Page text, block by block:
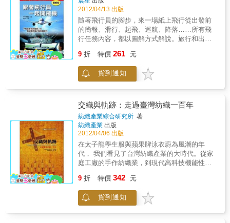
能忽視文化的影響。編者希望本書的集結出
版，能夠為航太留下歷史紀錄，貢獻一己的微
薄心力。本書特色將過去四十年中《科學月
刊》所刊載的各學科文章按編成專書。
2012/04/13 出版
隨著飛行員的腳步，來一場紙上飛行從出發前
的簡報、滑行、起飛、巡航、降落……所有飛
行任務內容，都以圖解方式解說。旅行和出差
做什麼」產生莫大的好奇心？正是因為連飛行
員踏入駕駛艙這些過程都看不到，反而更加加
深了我們的疑惑。透過這本書，從出發前的準
內容，都將以彩色圖解方式實況報導。◎駕駛
艙和儀表板長什麼樣子？◎要飛多快、飛多
高，飛多遠？◎如何克服緊急情況與搖晃，怎
樣安全降落？◎駕駛艙裡的各種聲音所代表的
意義？◎開飛機和開車的大不同◎詳細解說波
音B777與空中巴士A330駕駛上的不同本書特色
1、用彩色插圖說明飛機如何駕駛，淺顯易懂。
2、飛行員的任務完全解說3、本書帶讀者進入
乘客止步的駕駛艙，看飛行員如何駕駛飛機，
足「開飛機」的乾癮。
9 折 特價 261 元
貨到通知
交織與軌跡：走過臺灣紡織一百年
紡織產業綜合研究所 著
紡織產業 出版
2012/04/06 出版
在太子龍學生服與蘋果牌泳衣蔚為風潮的年
代， 我們看見了台灣紡織產業的大時代。從家
庭工廠的手作紡織業，到現代高科技機能性布
發，以人物、庶民生活、潮流、事件、政策、
品牌等角度，記述台灣紡織產業一百年來的發
展歷程與故事，讓六年級以上的朋友重拾曾經
9 折 特價 342 元
貨到通知